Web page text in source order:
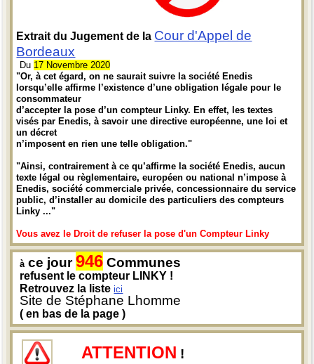
Extrait du Jugement de la Cour d'Appel de
Bordeaux
Du 17 Novembre 2020
"Or, à cet égard, on ne saurait suivre la société Enedis
lorsqu’elle affirme l’existence d’une obligation légale pour le
consommateur
d’accepter la pose d’un compteur Linky. En effet, les textes
visés par Enedis, à savoir une directive européenne, une loi et
un décret
n’imposent en rien une telle obligation."
"Ainsi, contrairement à ce qu’affirme la société Enedis, aucun
texte légal ou règlementaire, européen ou national n’impose à
Enedis, société commerciale privée, concessionnaire du service
public, d’installer au domicile des particuliers des compteurs
Linky ..."
Vous avez le Droit de refuser la pose d'un Compteur Linky
à ce jour946 Communes
refusent le compteur LINKY !
Retrouvez la listeici
Site de Stéphane Lhomme
( en bas de la page )
ATTENTION !